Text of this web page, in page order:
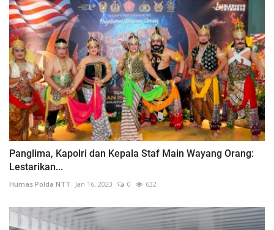
Panglima, Kapolri dan Kepala Staf Main Wayang Orang:
Lestarikan...
Humas Polda NTT Jan 16, 2023 0 632